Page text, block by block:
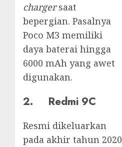
chargersaat
bepergian. Pasalnya
Poco M3 memiliki
daya baterai hingga
6000 mAh yang awet
digunakan.
2. Redmi 9C
Resmi dikeluarkan
pada akhir tahun 2020